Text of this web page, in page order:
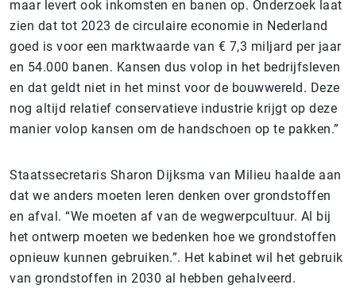
maar levert ook inkomsten en banen op. Onderzoek laat
zien dat tot 2023 de circulaire economie in Nederland
goed is voor een marktwaarde van € 7,3 miljard per jaar
en 54.000 banen. Kansen dus volop in het bedrijfsleven
en dat geldt niet in het minst voor de bouwwereld. Deze
nog altijd relatief conservatieve industrie krijgt op deze
manier volop kansen om de handschoen op te pakken.”
Staatssecretaris Sharon Dijksma van Milieu haalde aan
dat we anders moeten leren denken over grondstoffen
en afval. “We moeten af van de wegwerpcultuur. Al bij
het ontwerp moeten we bedenken hoe we grondstoffen
opnieuw kunnen gebruiken.”. Het kabinet wil het gebruik
van grondstoffen in 2030 al hebben gehalveerd.